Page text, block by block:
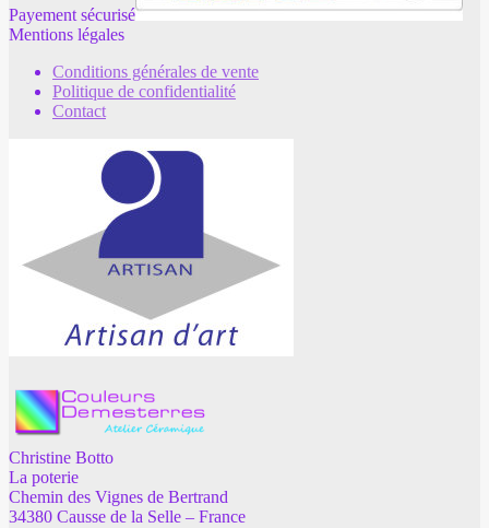
Payement sécurisé
Mentions légales
Conditions générales de vente
Politique de confidentialité
Contact
Christine Botto
La poterie
Chemin des Vignes de Bertrand
34380 Causse de la Selle – France